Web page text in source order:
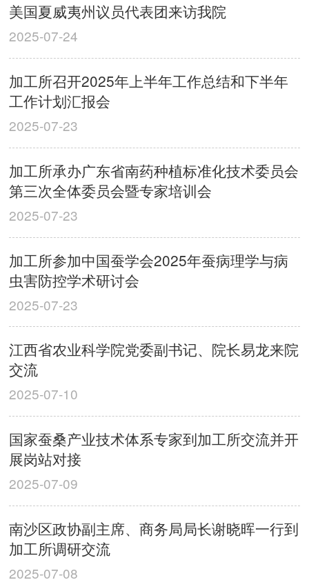
美国夏威夷州议员代表团来访我院
2025-07-24
加工所召开2025年上半年工作总结和下半年
工作计划汇报会
2025-07-23
加工所承办广东省南药种植标准化技术委员会
第三次全体委员会暨专家培训会
2025-07-23
加工所参加中国蚕学会2025年蚕病理学与病
虫害防控学术研讨会
2025-07-23
江西省农业科学院党委副书记、院长易龙来院
交流
2025-07-10
国家蚕桑产业技术体系专家到加工所交流并开
展岗站对接
2025-07-09
南沙区政协副主席、商务局局长谢晓晖一行到
加工所调研交流
2025-07-08